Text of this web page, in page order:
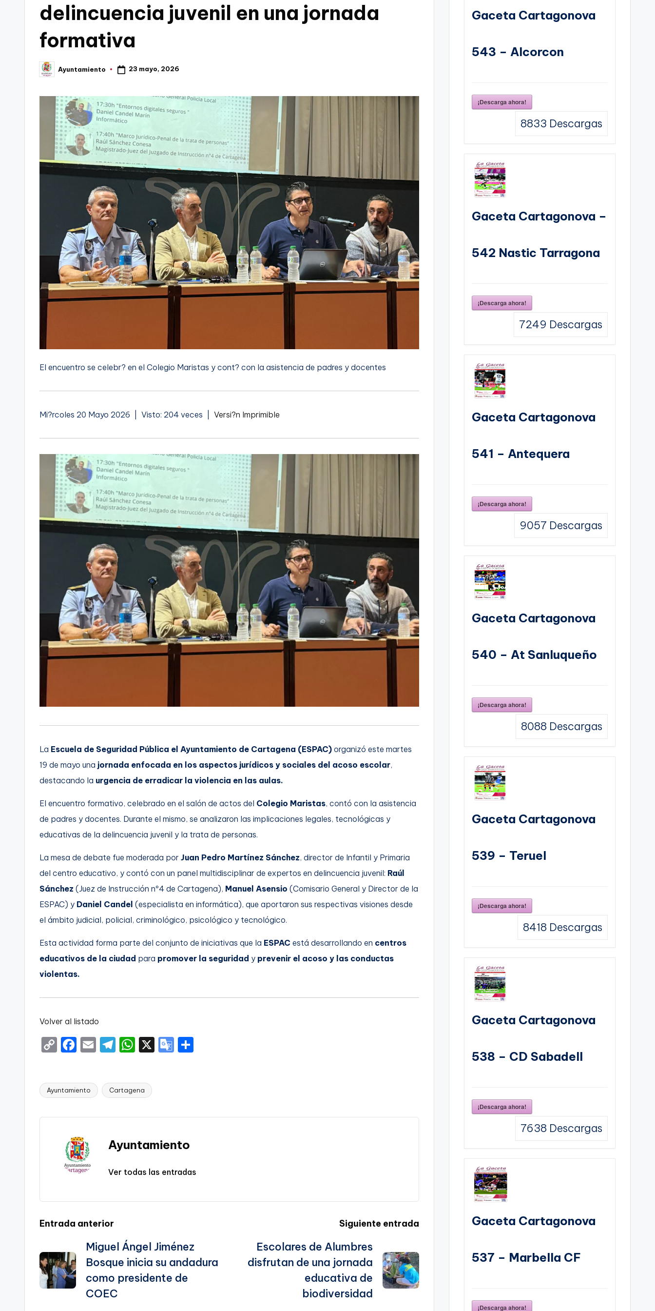
delincuencia juvenil en una jornada
formativa
Publicado
por
Ayuntamiento 23 mayo, 2026
El encuentro se celebr? en el Colegio Maristas y cont? con la asistencia de padres y docentes
Mi?rcoles 20 Mayo 2026 | Visto: 204 veces | Versi?n Imprimible
La Escuela de Seguridad Pública el Ayuntamiento de Cartagena (ESPAC) organizó este martes
19 de mayo una jornada enfocada en los aspectos jurídicos y sociales del acoso escolar,
destacando la urgencia de erradicar la violencia en las aulas.
El encuentro formativo, celebrado en el salón de actos del Colegio Maristas, contó con la asistencia
de padres y docentes. Durante el mismo, se analizaron las implicaciones legales, tecnológicas y
educativas de la delincuencia juvenil y la trata de personas.
La mesa de debate fue moderada por Juan Pedro Martínez Sánchez, director de Infantil y Primaria
del centro educativo, y contó con un panel multidisciplinar de expertos en delincuencia juvenil: Raúl
Sánchez (Juez de Instrucción nº4 de Cartagena), Manuel Asensio (Comisario General y Director de la
ESPAC) y Daniel Candel (especialista en informática), que aportaron sus respectivas visiones desde
el ámbito judicial, policial, criminológico, psicológico y tecnológico.
Esta actividad forma parte del conjunto de iniciativas que la ESPAC está desarrollando en centros
educativos de la ciudad para promover la seguridad y prevenir el acoso y las conductas
violentas.
Volver al listado
C
y
n
F
e
o
o
k
E
l
T
gr
m
W
ts
p
p
X
G
Tr
a
n
sl
te
Etiquetas:
Ayuntamiento Cartagena
Ayuntamiento
Ver todas las entradas
Navegación
de
entradas
Entrada anterior
Miguel Ángel Jiménez
Bosque inicia su andadura
como presidente de
COEC
Siguiente entrada
Escolares de Alumbres
disfrutan de una jornada
educativa de
biodiversidad
Gaceta Cartagonova
543 – Alcorcon
¡Descarga ahora!
8833 Descargas
Gaceta Cartagonova –
542 Nastic Tarragona
¡Descarga ahora!
7249 Descargas
Gaceta Cartagonova
541 – Antequera
¡Descarga ahora!
9057 Descargas
Gaceta Cartagonova
540 – At Sanluqueño
¡Descarga ahora!
8088 Descargas
Gaceta Cartagonova
539 – Teruel
¡Descarga ahora!
8418 Descargas
Gaceta Cartagonova
538 – CD Sabadell
¡Descarga ahora!
7638 Descargas
Gaceta Cartagonova
537 – Marbella CF
¡Descarga ahora!